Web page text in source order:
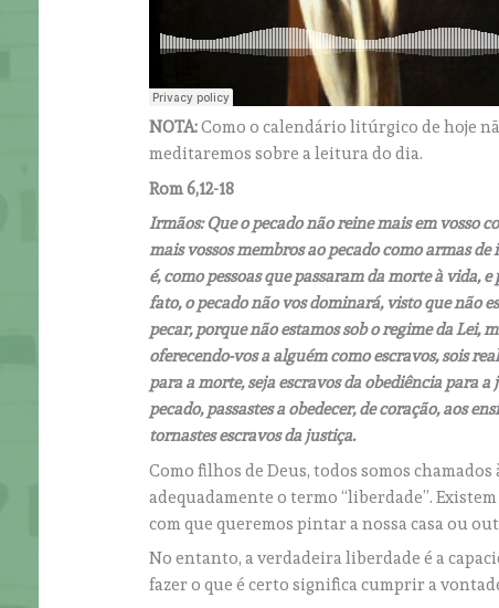
NOTA:Como o calendário litúrgico de hoje
meditaremos sobre a leitura do dia.
Rom 6,12-18
Irmãos: Que o pecado não reine mais em vosso
mais vossos membros ao pecado como armas
é, como pessoas que passaram da morte à vida,
fato, o pecado não vos dominará, visto que não
pecar, porque não estamos sob o regime da Lei,
oferecendo-vos a alguém como escravos, sois
para a morte, seja escravos da obediência para a
pecado, passastes a obedecer, de coração, aos
tornastes escravos da justiça.
Como filhos de Deus, todos somos
adequadamente o termo “liberdade”.
com que queremos pintar a nossa casa ou
No entanto, a verdadeira liberdade é a
fazer o que é certo significa cumprir a